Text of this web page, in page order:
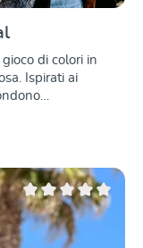
di colori in
Ispirati ai
di alta qualità
Opal unisce
di questa fibra
e acquista
tutte le
Valutazione media di